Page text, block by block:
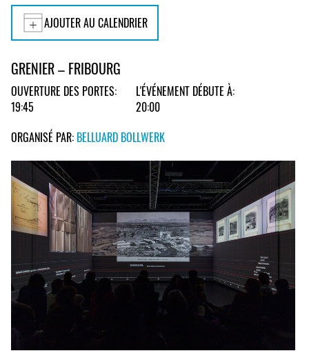
AJOUTER AU CALENDRIER
GRENIER – FRIBOURG
OUVERTURE DES PORTES:
19:45
L'ÉVÉNEMENT DÉBUTE À:
20:00
ORGANISÉ PAR: BELLUARD BOLLWERK